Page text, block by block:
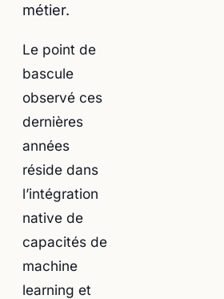
métier.
Le point de
bascule
observé ces
dernières
années
réside dans
l’intégration
native de
capacités de
machine
learning et